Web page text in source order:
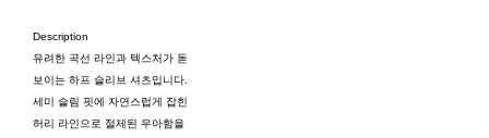
Description
유려한 곡선 라인과 텍스처가 돋
보이는 하프 슬리브 셔츠입니다.
세미 슬림 핏에 자연스럽게 잡힌
허리 라인으로 절제된 우아함을